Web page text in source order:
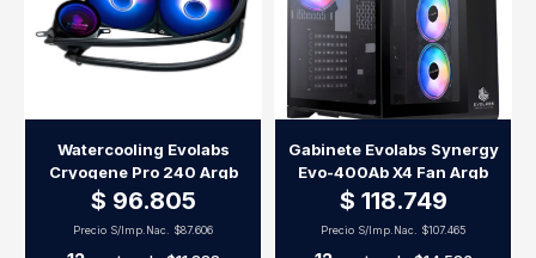
Watercooling Evolabs
Cryogene Pro 240 Argb
$ 96.805
Precio S/Imp.Nac. $87.606
Gabinete Evolabs Synergy
Evo-400Ab X4 Fan Argb
$ 118.749
Precio S/Imp.Nac. $107.465